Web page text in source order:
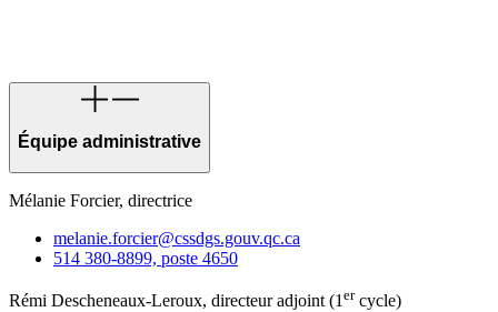
Équipe administrative
Mélanie Forcier, directrice
melanie.forcier@cssdgs.gouv.qc.ca
514 380-8899, poste 4650
Rémi Descheneaux-Leroux, directeur adjoint (1 ercycle)